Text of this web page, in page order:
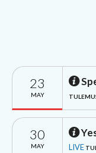
23
MAY
30
MAY LIVE